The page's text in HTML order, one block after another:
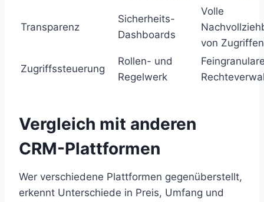
Transparenz
Sicherheits-
Dashboards
Volle
von Zugriffen
Zugriffssteuerung
Rollen- und
Regelwerk
Vergleich mit anderen
CRM-Plattformen
Wer verschiedene Plattformen gegenüberstellt,
erkennt Unterschiede in Preis, Umfang und